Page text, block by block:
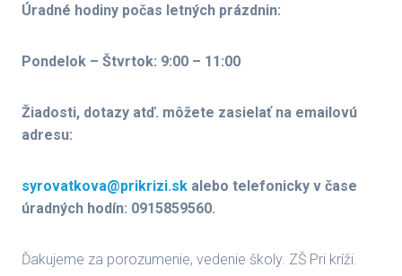
Úradné hodiny počas letných prázdnin:
Pondelok – Štvrtok: 9:00 – 11:00
Žiadosti, dotazy atď. môžete zasielať na emailovú
adresu:
syrovatkova@prikrizi.sk alebo telefonicky v čase
úradných hodín: 0915859560.
Ďakujeme za porozumenie, vedenie školy. ZŠ Pri kríži.